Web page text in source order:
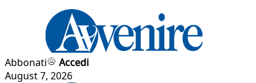
Abbonati
Accedi
August 7, 2026